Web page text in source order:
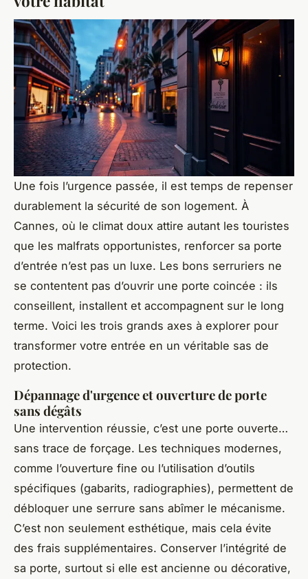
Une fois l’urgence passée, il est temps de repenser
durablement la sécurité de son logement. À
Cannes, où le climat doux attire autant les touristes
que les malfrats opportunistes, renforcer sa porte
d’entrée n’est pas un luxe. Les bons serruriers ne
se contentent pas d’ouvrir une porte coincée : ils
conseillent, installent et accompagnent sur le long
terme. Voici les trois grands axes à explorer pour
transformer votre entrée en un véritable sas de
protection.
Dépannage d'urgence et ouverture de porte
sans dégâts
Une intervention réussie, c’est une porte ouverte…
sans trace de forçage. Les techniques modernes,
comme l’ouverture fine ou l’utilisation d’outils
spécifiques (gabarits, radiographies), permettent de
débloquer une serrure sans abîmer le mécanisme.
C’est non seulement esthétique, mais cela évite
des frais supplémentaires. Conserver l’intégrité de
sa porte, surtout si elle est ancienne ou décorative,